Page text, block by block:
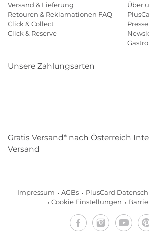
Versand & Lieferung
Retouren & Reklamationen FAQ
Click & Collect
Click & Reserve
Über
Presse
Unsere Zahlungsarten
Gratis Versand* nach Österreich
Versand
Impressum AGBs PlusCard
Cookie Einstellungen